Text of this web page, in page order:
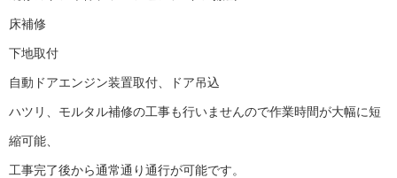
床補修
下地取付
自動ドアエンジン装置取付、ドア吊込
ハツリ、モルタル補修の工事も行いませんので作業時間が大幅に短
縮可能、
工事完了後から通常通り通行が可能です。